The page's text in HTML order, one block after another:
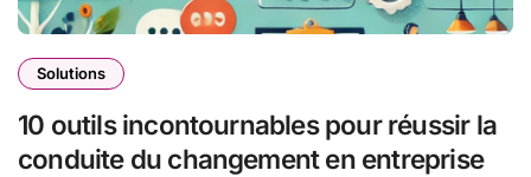
Solutions
10 outils incontournables pour réussir la
conduite du changement en entreprise